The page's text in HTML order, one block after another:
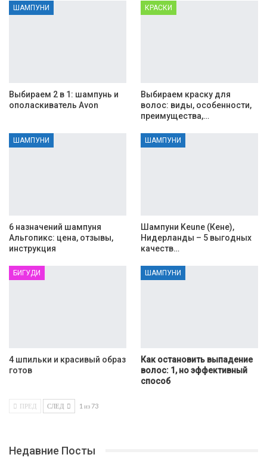
ШАМПУНИ
Выбираем 2 в 1: шампунь и
ополаскиватель Avon
КРАСКИ
Выбираем краску для
волос: виды, особенности,
преимущества,…
ШАМПУНИ
6 назначений шампуня
Альгопикс: цена, отзывы,
инструкция
ШАМПУНИ
Шампуни Keune (Кене),
Нидерланды – 5 выгодных
качеств…
БИГУДИ
4 шпильки и красивый образ
готов
ШАМПУНИ
Как остановить выпадение
волос: 1, но эффективный
способ
ПРЕД СЛЕД 1 из 73
Недавние Посты